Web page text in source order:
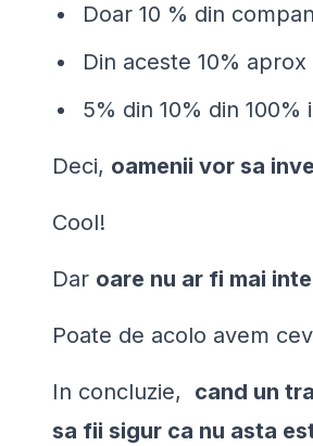
Doar 10 % din
Din aceste 10%
5% din 10% din 100%
Deci, oamenii vor sa
Cool!
Dar oare nu ar fi mai
Poate de acolo avem
In concluzie, cand un
sa fii sigur ca nu asta